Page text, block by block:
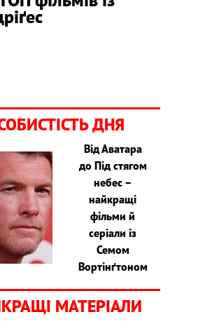
ДНЯ
Від Аватара
до Під стягом
небес –
найкращі
фільми й
серіали із
Семом
Вортінґтоном
МАТЕРІАЛИ